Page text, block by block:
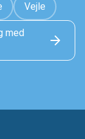
Vejle
med